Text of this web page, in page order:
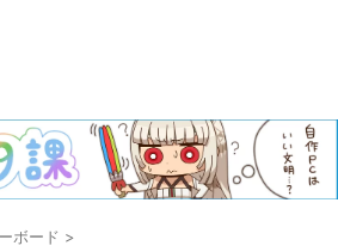
ボード >